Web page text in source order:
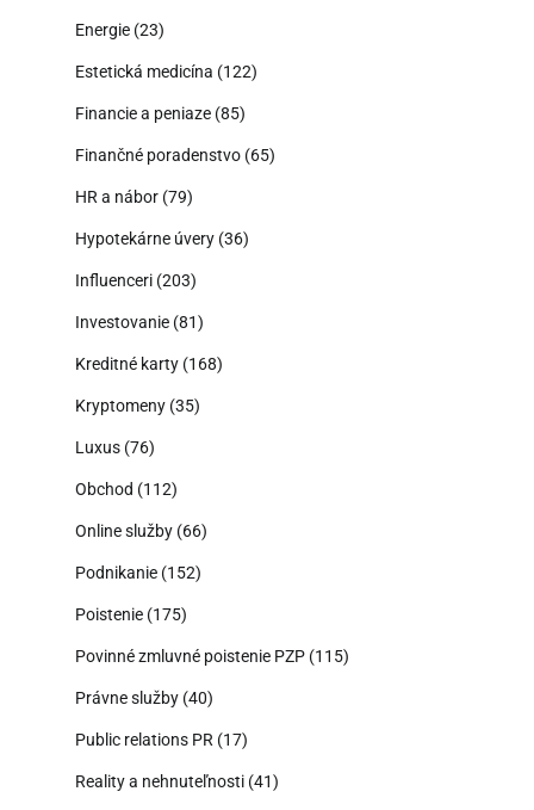
Energie (23)
Estetická medicína (122)
Financie a peniaze (85)
Finančné poradenstvo (65)
HR a nábor (79)
Hypotekárne úvery (36)
Influenceri (203)
Investovanie (81)
Kreditné karty (168)
Kryptomeny (35)
Luxus (76)
Obchod (112)
Online služby (66)
Podnikanie (152)
Poistenie (175)
Povinné zmluvné poistenie PZP (115)
Právne služby (40)
Public relations PR (17)
Reality a nehnuteľnosti (41)